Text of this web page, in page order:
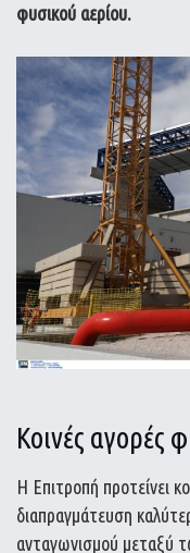
φυσικού αερίου.
Κοινές αγορές
Η Επιτροπή προτείνει
διαπραγμάτευση
ανταγωνισμού μεταξύ